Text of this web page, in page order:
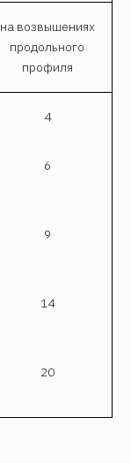
на возвышениях
продольного
профиля
4
6
9
14
20